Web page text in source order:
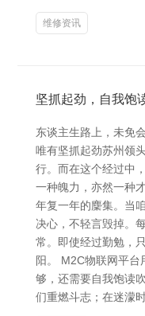
维修资讯
坚抓起劲，自我饱
东谈主生路上，未免
唯有坚抓起劲苏州领
行。而在这个经过中
一种魄力，亦然一种
年复一年的麇集。当
决心，不轻言毁掉。
常。即使经过勤勉，
阳。 M2C物联网平台
够，还需要自我饱读
们重燃斗志；在迷濛